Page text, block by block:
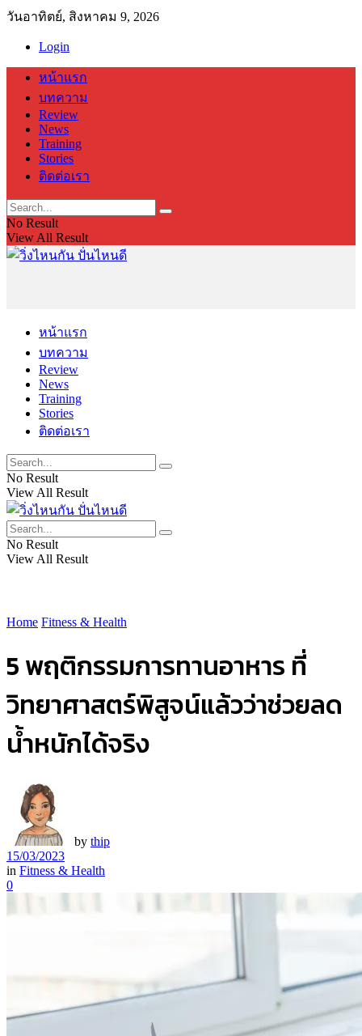
วันอาทิตย์, สิงหาคม 9, 2026
Login
หน้าแรก
บทความ
Review
News
Training
Stories
ติดต่อเรา
No Result
View All Result
หน้าแรก
บทความ
Review
News
Training
Stories
ติดต่อเรา
No Result
View All Result
No Result
View All Result
Home Fitness & Health
5 พฤติกรรมการทานอาหาร ที่
วิทยาศาสตร์พิสูจน์แล้วว่าช่วยลด
น้ำหนักได้จริง
by thip
15/03/2023
in Fitness & Health
0